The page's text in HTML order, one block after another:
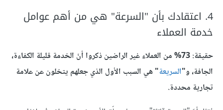
4. اعتقادك بأن "السرعة" هي من أهم عوامل
خدمة العملاء
حقيقة: 73% من العملاء غير الراضين ذكروا أنّ الخدمة قليلة الكفاءة،
الجافة، و"السريعة" هي السبب الأول الذي جعلهم يتخلون عن علامة
تجارية محددة.